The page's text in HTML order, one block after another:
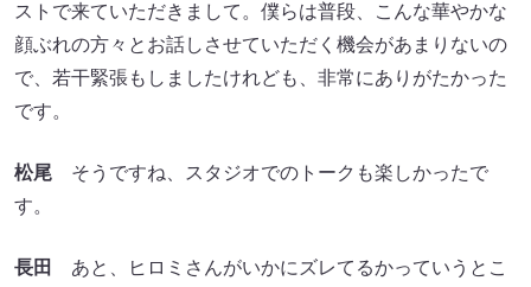
ストで来ていただきまして。僕らは普段、こんな華やかな
顔ぶれの方々とお話しさせていただく機会があまりないの
で、若干緊張もしましたけれども、非常にありがたかった
です。
松尾 そうですね、スタジオでのトークも楽しかったで
す。
長田
あと、ヒロミさんがいかにズレてるかっていうとこ